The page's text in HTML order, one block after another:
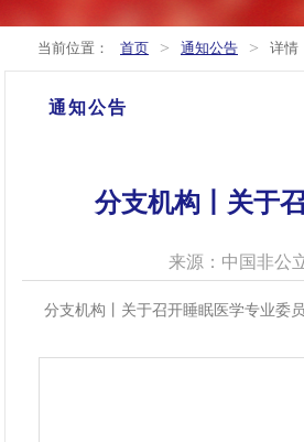
当前位置： 首页 > 通知公告 > 详情
通知公告
分支机构丨关于
来源：中国非公
分支机构丨关于召开睡眠医学专业委